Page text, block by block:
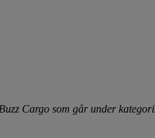
Cargo som går under